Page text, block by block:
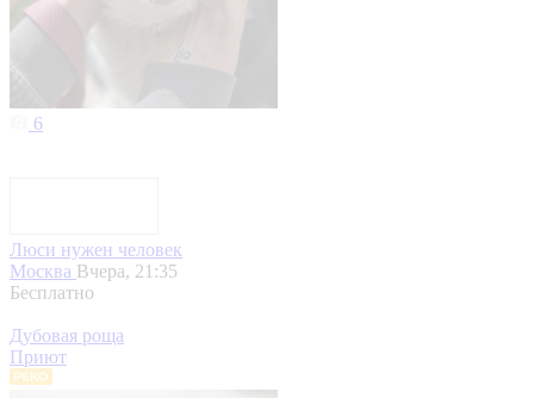
6
Люси нужен человек
Москва Вчера, 21:35
Бесплатно
Дубовая роща
Приют